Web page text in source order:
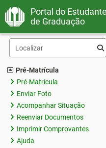
Portal do Estudante
de Graduação
Pré-Matrícula
Pré-Matrícula
Enviar Foto
Acompanhar Situação
Reenviar Documentos
Imprimir Comprovantes
Ajuda